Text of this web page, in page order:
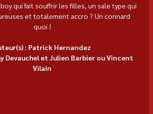
qui fait souffrir les filles, un sale type qui
et totalement accro ? Un connard
quoi !
: Patrick Hernandez
Devauchel et Julien Barbier ou Vincent
Vilain